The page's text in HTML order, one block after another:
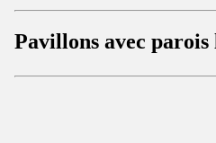
Pavillons avec parois